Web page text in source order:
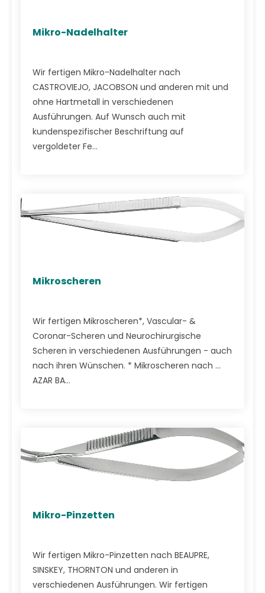
Mikro-Nadelhalter
Wir fertigen Mikro-Nadelhalter nach
CASTROVIEJO, JACOBSON und anderen mit und
ohne Hartmetall in verschiedenen
Ausführungen. Auf Wunsch auch mit
kundenspezifischer Beschriftung auf
vergoldeter Fe...
Mikroscheren
Wir fertigen Mikroscheren*, Vascular- &
Coronar-Scheren und Neurochirurgische
Scheren in verschiedenen Ausführungen - auch
nach ihren Wünschen. * Mikroscheren nach ...
AZAR BA...
Mikro-Pinzetten
Wir fertigen Mikro-Pinzetten nach BEAUPRE,
SINSKEY, THORNTON und anderen in
verschiedenen Ausführungen. Wir fertigen